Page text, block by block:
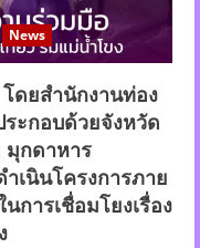
News
ดยสำนักงานท่อง
ะกอบด้วยจังหวัด
มุกดาหาร
เนินโครงการภาย
ารเชื่อมโยงเรื่อง